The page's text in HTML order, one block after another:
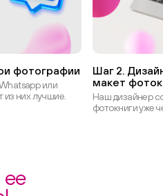
фотографии
или
из них лучшие.
Шаг 2.
макет
Наш дизайнер
фотокниги уже